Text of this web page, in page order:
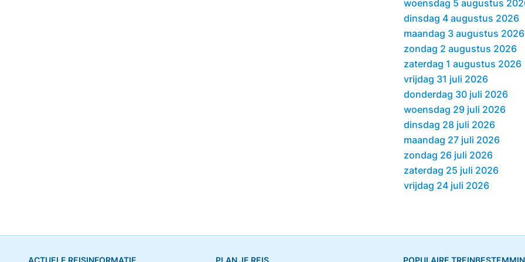
woensdag 5 augustus
dinsdag 4 augustus 2026
maandag 3 augustus 2026
zondag 2 augustus 2026
zaterdag 1 augustus 2026
vrijdag 31 juli 2026
donderdag 30 juli 2026
woensdag 29 juli 2026
dinsdag 28 juli 2026
maandag 27 juli 2026
zondag 26 juli 2026
zaterdag 25 juli 2026
vrijdag 24 juli 2026
ACTUELE REISINFORMATIE PLAN JE REIS POPULAIRE